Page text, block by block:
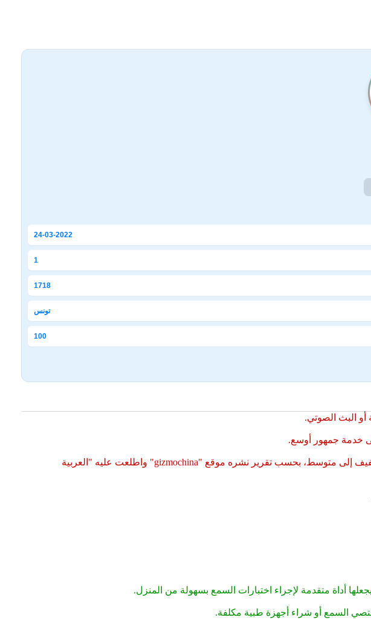
24-03-2022
1
1718
تونس
100
قدمت "أبل" مع سماعات "AirPods Pro 2"، ميزة مساعدة السمع للأشخاص الذين يعانون من فقدان سمع خفيف إلى متوسط، بحسب تقرير نشره موقع "gizmochina" واطلعت عليه "العربية